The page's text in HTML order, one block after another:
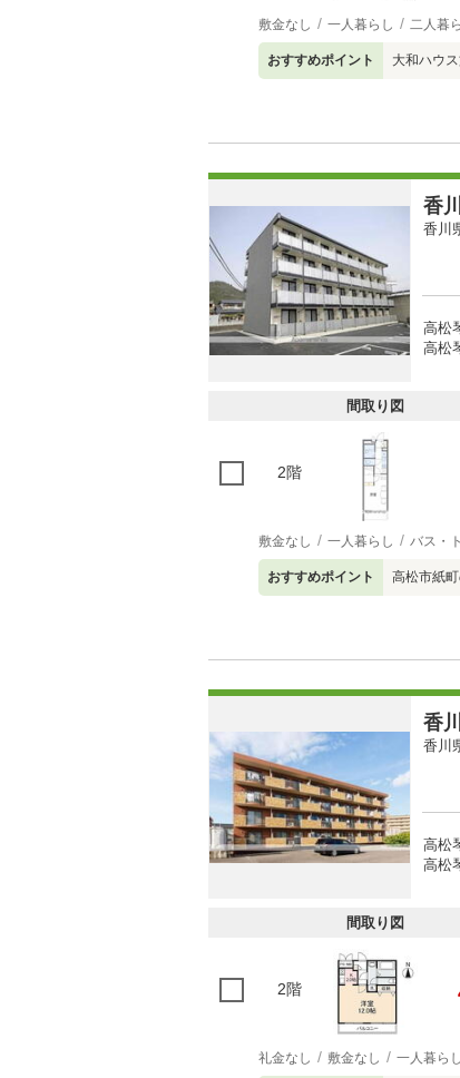
敷金なし 一人暮らし 二人暮
おすすめポイント 大和ハウ
香
香川
高松
高松
間取り図
2階
敷金なし 一人暮らし バス・
おすすめポイント 高松市紙
香
香川
高松
高松
間取り図
2階
礼金なし 敷金なし 一人暮らし